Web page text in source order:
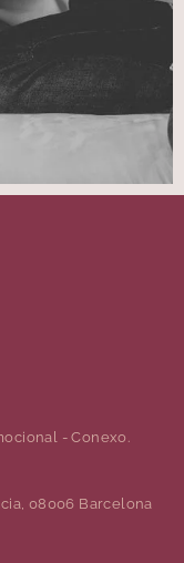
- Conexo.
08006 Barcelona